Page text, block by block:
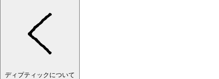
ディプティックについて